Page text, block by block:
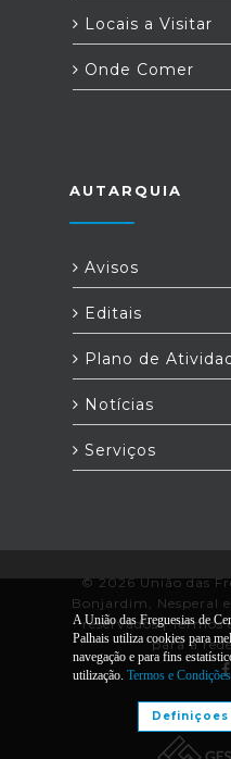
Locais a Visitar
Onde Comer
AUTARQUIA
Avisos
Editais
Plano de
Notícias
Serviços
© 2026 União das
Bonjardim, Nesperal
reservados |Termos
para a
A União das Freguesias de
Palhais utiliza cookies para
navegação e para fins
utilização. Termos e Condições